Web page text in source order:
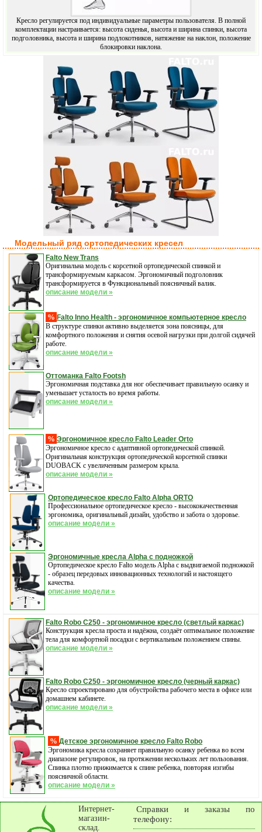
Кресло регулируется под индивидуальные параметры пользователя. В полной
комплектации настраивается: высота сиденья, высота и ширина спинки, высота
подголовника, высота и ширина подлокотников, натяжение на наклон, положение
блокировки наклона.
Модельный ряд ортопедических кресел
Falto New Trans
Оригинальна модель с корсетной ортопедической спинкой и
трансформируемым каркасом. Эргономичный подголовник
трансформируется в Функциональный поясничный валик.
описание модели »
% Falto Inno Health - эргономичное компьютерное кресло
В структуре спинки активно выделяется зона поясницы, для
комфортного положения и снятия осевой нагрузки при долгой сидячей
работе.
описание модели »
Оттоманка Falto Footsh
Эргономичная подставка для ног обеспечивает правильную осанку и
уменьшает усталость во время работы.
описание модели »
% Эргономичное кресло Falto Leader Orto
Эргономичное кресло с адаптивной ортопедической спинкой.
Оригинальная конструкция ортопедической корсетной спинки
DUOBACK с увеличенным размером крыла.
описание модели »
Ортопедическое кресло Falto Alpha ORTO
Профессиональное ортопедическое кресло - высококачественная
эргономика, оригинальный дизайн, удобство и забота о здоровье.
описание модели »
Эргономичные кресла Alpha с подножкой
Ортопедическое кресло Falto модель Alpha с выдвигаемой подножкой
- образец передовых инновационных технологий и настоящего
качества.
описание модели »
Falto Robo С250 - эргономичное кресло (светлый каркас)
Конструкция кресла проста и надёжна, создаёт оптимальное положение
тела для комфортной посадки с вертикальным положением спины.
описание модели »
Falto Robo С250 - эргономичное кресло (черный каркас)
Кресло спроектировано для обустройства рабочего места в офисе или
домашнем кабинете.
описание модели »
% Детское эргономичное кресло Falto Robo
Эргономика кресла сохраняет правильную осанку ребенка во всем
диапазоне регулировок, на протяжении нескольких лет пользования.
Спинка плотно прижимается к спине ребенка, повторяя изгибы
поясничной области.
описание модели »
Интернет-
магазин-
склад.
Справки и заказы по
телефону: